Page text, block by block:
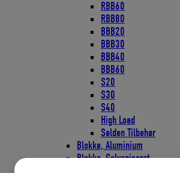
RBB60
RBB80
BBB20
BBB30
BBB40
BBB60
S20
S30
S40
High Load
Selden Tilbehør
Blokke, Aluminium
Blokke, Galvaniseret